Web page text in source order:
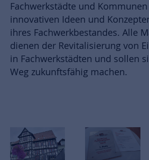
Fachwerkstädte und
innovativen Ideen und
ihres Fachwerkbestandes. Alle
dienen der Revitalisierung von
in Fachwerkstädten und sollen
Weg zukunftsfähig machen.